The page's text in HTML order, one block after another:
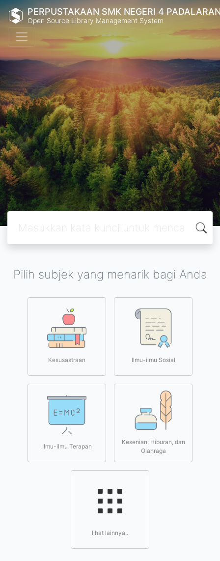
PERPUSTAKAAN SMK NEGERI 4
Open Source Library Management System
Pilih subjek yang menarik bagi Anda
Kesusastraan Ilmu-ilmu Sosial
Ilmu-ilmu Terapan
Kesenian, Hiburan, dan
Olahraga
lihat lainnya..